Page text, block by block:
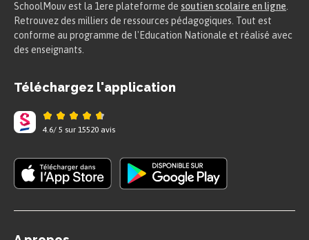
SchoolMouv est la 1ere plateforme de soutien scolaire en ligne
Retrouvez des milliers de ressources pédagogiques. Tout est
conforme au programme de l'Education Nationale et réalisé avec
des enseignants.
Téléchargez l'application
4.6/ 5 sur 15520 avis